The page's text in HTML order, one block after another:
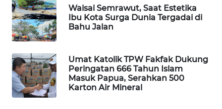
Waisai Semrawut, Saat Estetika
Ibu Kota Surga Dunia Tergadai di
Bahu Jalan
Umat Katolik TPW Fakfak Dukung
Peringatan 666 Tahun Islam
Masuk Papua, Serahkan 500
Karton Air Mineral
BERAMPU
NEWS
ANUGERAH
NEWS
AKHLAK